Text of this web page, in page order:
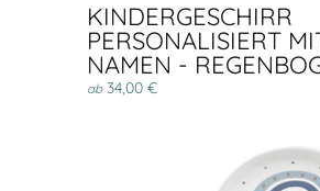
KINDERGESCHIRR
PERSONALISIERT
NAMEN -
ab34,00 €